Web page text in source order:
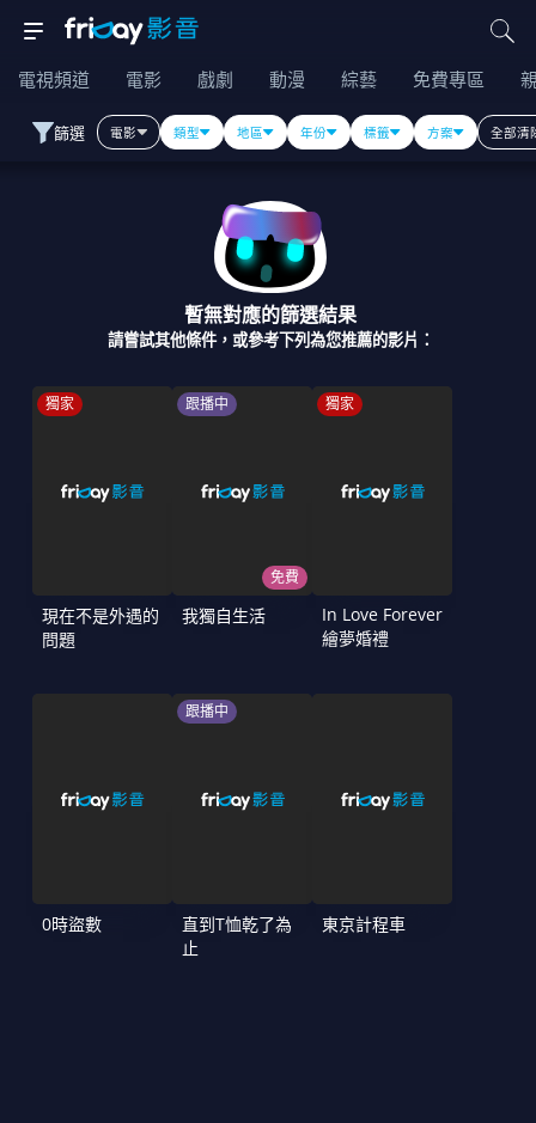
電視頻道 電影 戲劇 動漫 綜藝 免費專區
篩選 電影 類型 地區 年份 標籤 方案 全部清
暫無對應的篩選結果
請嘗試其他條件，或參考下列為您推薦的影片：
獨家
現在不是外遇的
問題
跟播中
免費
我獨自生活
獨家
In Love Forever
繪夢婚禮
0時盜數
跟播中
直到T恤乾了為
止
東京計程車